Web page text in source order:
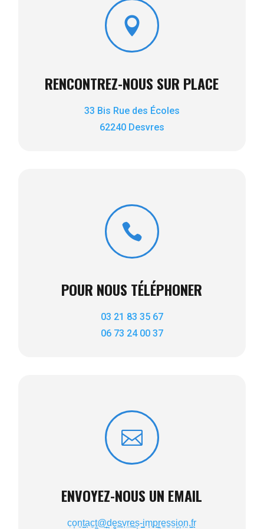

RENCONTREZ-NOUS SUR PLACE
33 Bis Rue des Écoles
62240 Desvres

POUR NOUS TÉLÉPHONER
03 21 83 35 67
06 73 24 00 37

ENVOYEZ-NOUS UN EMAIL
c̣o͎n̼t̺̮a̖c̼ṱ̪@̲̦d̩ḙ̬s̲̟vͅr̤e̲̯ṣ͔-̺͍i̤m̞̘p̱͇r͖e̠s̠s͍i̜͈o͕͎n͍.̱̼f̝̯rͅ